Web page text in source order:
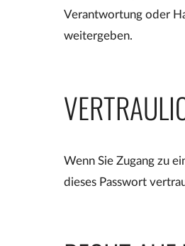
Verantwortung oder
weitergeben.
Wenn Sie Zugang zu
dieses Passwort